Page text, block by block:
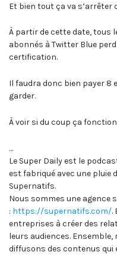
Et bien tout ça va s’arrêter
À partir de cette date, tous
abonnés à Twitter Blue
certification.
Il faudra donc bien payer 8
garder.
À voir si du coup ça
…
Le Super Daily est le
est fabriqué avec une pluie
Supernatifs.
Nous sommes une agence
: https://supernatifs.com/.
entreprises à créer des
leurs audiences.
diffusons des contenus qui